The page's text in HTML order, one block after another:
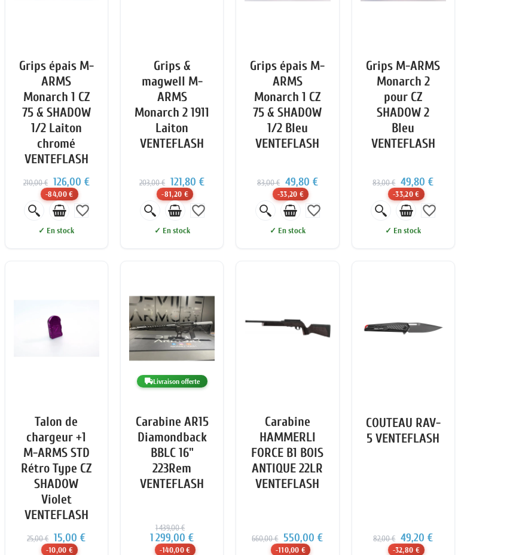
Grips épais M-
ARMS
Monarch 1 CZ
75 & SHADOW
1/2 Laiton
chromé
VENTEFLASH
210,00 € 126,00 €
-84,00 €
favorite_border
✓ En stock
Grips &
magwell M-
ARMS
Monarch 2 1911
Laiton
VENTEFLASH
203,00 € 121,80 €
-81,20 €
favorite_border
✓ En stock
Grips épais M-
ARMS
Monarch 1 CZ
75 & SHADOW
1/2 Bleu
VENTEFLASH
83,00 € 49,80 €
-33,20 €
favorite_border
✓ En stock
Grips M-ARMS
Monarch 2
pour CZ
SHADOW 2
Bleu
VENTEFLASH
83,00 € 49,80 €
-33,20 €
favorite_border
✓ En stock
Talon de
chargeur +1
M-ARMS STD
Rétro Type CZ
SHADOW
Violet
VENTEFLASH
25,00 € 15,00 €
-10,00 €
Livraison offerte
Carabine AR15
Diamondback
BBLC 16"
223Rem
VENTEFLASH
1 439,00 €
1 299,00 €
-140,00 €
Carabine
HAMMERLI
FORCE B1 BOIS
ANTIQUE 22LR
VENTEFLASH
660,00 € 550,00 €
-110,00 €
COUTEAU RAV-
5 VENTEFLASH
82,00 € 49,20 €
-32,80 €